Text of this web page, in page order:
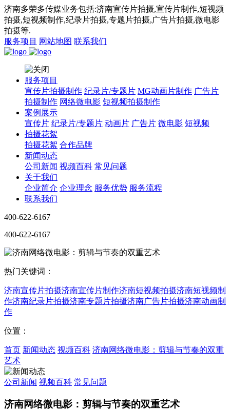
济南多荣多传媒业务包括:济南宣传片拍摄,宣传片制作,短视频
拍摄,短视频制作,纪录片拍摄,专题片拍摄,广告片拍摄,微电影
拍摄等.
服务项目 网站地图 联系我们
服务项目
宣传片拍摄制作 纪录片/专题片 MG动画片制作 广告片
拍摄制作 网络微电影 短视频拍摄制作
案例展示
宣传片 纪录片/专题片 动画片 广告片 微电影 短视频
拍摄花絮
拍摄花絮 合作品牌
新闻动态
公司新闻 视频百科 常见问题
关于我们
企业简介 企业理念 服务优势 服务流程
联系我们
400-622-6167
400-622-6167
热门关键词：
济南宣传片拍摄济南宣传片制作济南短视频拍摄济南短视频制
作济南纪录片拍摄济南专题片拍摄济南广告片拍摄济南动画制
作
位置：
首页 新闻动态 视频百科 济南网络微电影：剪辑与节奏的双重
艺术
公司新闻 视频百科 常见问题
济南网络微电影：剪辑与节奏的双重艺术